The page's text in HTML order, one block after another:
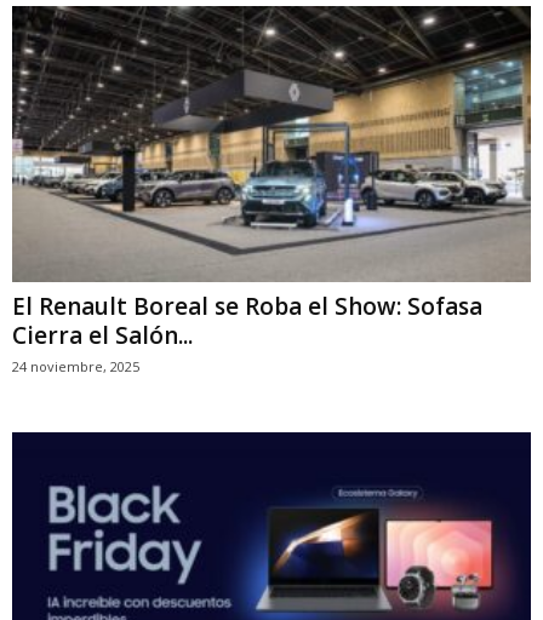
El Renault Boreal se Roba el Show: Sofasa
Cierra el Salón...
24 noviembre, 2025